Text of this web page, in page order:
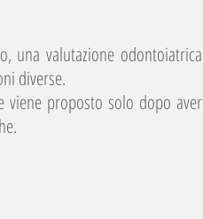
una valutazione odontoiatrica
diverse.
viene proposto solo dopo aver